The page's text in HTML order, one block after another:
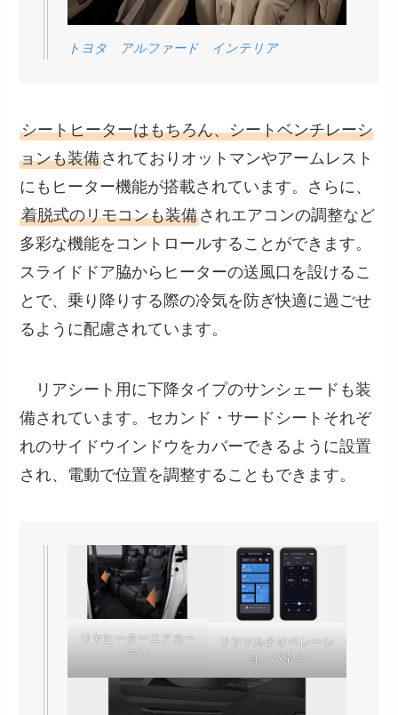
トヨタ アルファード インテリア
シートヒーターはもちろん、シートベンチレーシ
ョンも装備されておりオットマンやアームレスト
にもヒーター機能が搭載されています。さらに、
着脱式のリモコンも装備されエアコンの調整など
多彩な機能をコントロールすることができます。
スライドドア脇からヒーターの送風口を設けるこ
とで、乗り降りする際の冷気を防ぎ快適に過ごせ
るように配慮されています。
リアシート用に下降タイプのサンシェードも装
備されています。セカンド・サードシートそれぞ
れのサイドウインドウをカバーできるように設置
され、電動で位置を調整することもできます。
リヤヒーターエアカー
テン
リヤマルチオペレーシ
ョンパネル